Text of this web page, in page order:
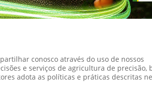
conosco através do uso de nossos
e serviços de agricultura de precisão,
adota as políticas e práticas descritas